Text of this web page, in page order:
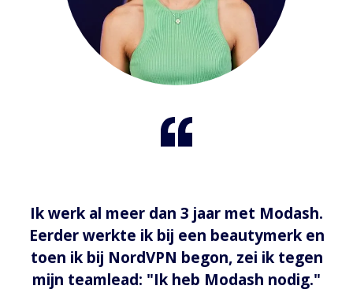
Ik werk al meer dan 3 jaar met Modash.
Eerder werkte ik bij een beautymerk en
toen ik bij NordVPN begon, zei ik tegen
mijn teamlead: "Ik heb Modash nodig."